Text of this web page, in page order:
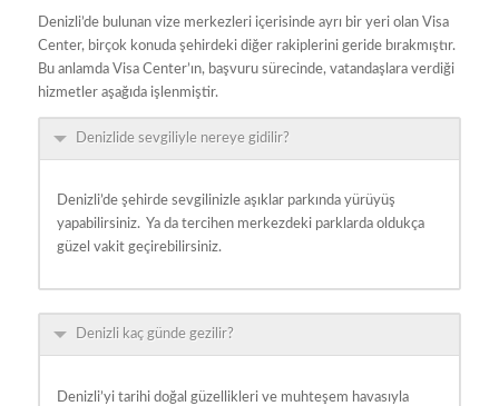
Denizli’de bulunan vize merkezleri içerisinde ayrı bir yeri olan Visa
Center, birçok konuda şehirdeki diğer rakiplerini geride bırakmıştır.
Bu anlamda Visa Center’ın, başvuru sürecinde, vatandaşlara verdiği
hizmetler aşağıda işlenmiştir.
Denizlide sevgiliyle nereye gidilir?
Denizli’de şehirde sevgilinizle aşıklar parkında yürüyüş
yapabilirsiniz. Ya da tercihen merkezdeki parklarda oldukça
güzel vakit geçirebilirsiniz.
Denizli kaç günde gezilir?
Denizli’yi tarihi doğal güzellikleri ve muhteşem havasıyla